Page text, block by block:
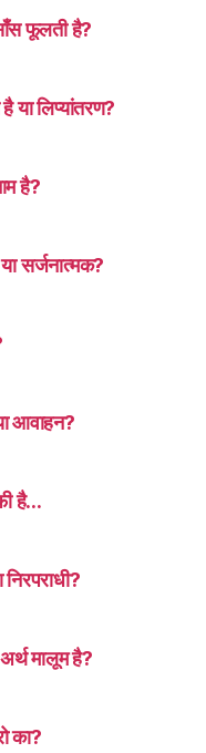
फूलती है?
लिप्यांतरण?
है?
सर्जनात्मक?
आवाहन?
है…
मालूम है?
का?